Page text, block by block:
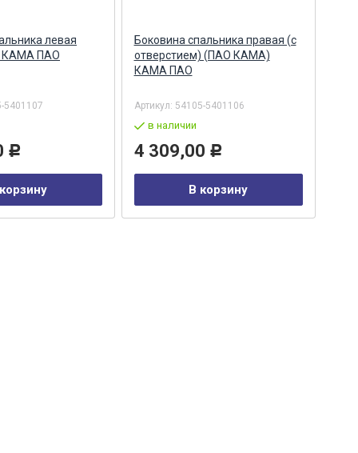
левая
ПАО
5401107
Р
Боковина спальника правая (с
отверстием) (ПАО КАМА)
КАМА ПАО
Артикул: 54105-5401106
в наличии
4 309,00 Р
В корзину